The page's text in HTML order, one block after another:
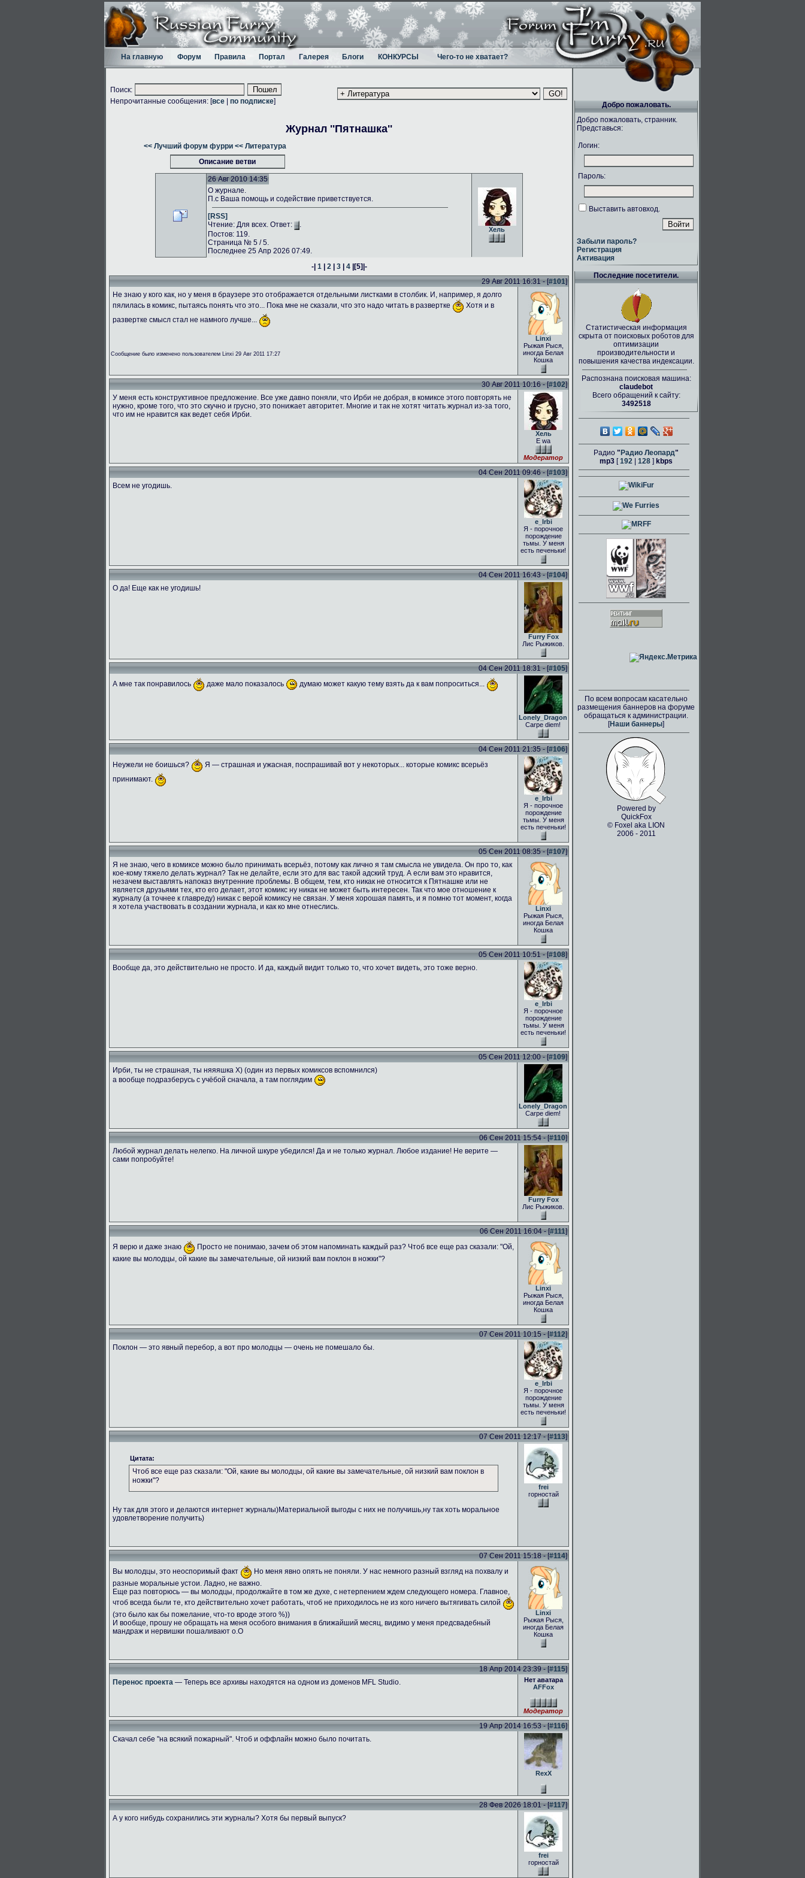
На главную Форум Правила Портал Галерея Блоги КОНКУРСЫ Чего-то не хватает?
Поиск:
Непрочитанные сообщения: [все по подписке]
Журнал ''Пятнашка''
<< Лучший форум фурри << Литература
Описание ветви
26 Авг 2010 14:35
Хель
О журнале.
П.с Ваша помощь и содействие приветствуется.
[RSS]
Чтение: Для всех. Ответ:
.
Постов: 119.
Страница № 5 / 5.
Последнее 25 Апр 2026 07:49.
-| 1| 2| 3| 4|[5]|-
29 Авг 2011 16:31 - [#101]
Не знаю у кого как, но у меня в браузере это отображается отдельными листками в столбик. И, например, я долго
пялилась в комикс, пытаясь понять что это... Пока мне не сказали, что это надо читать в развертке
Хотя и в
развертке смысл стал не намного лучше...
Сообщение было изменено пользователем Linxi 29 Авг 2011 17:27
Linxi
Рыжая Рыся,
иногда Белая
Кошка
30 Авг 2011 10:16 - [#102]
У меня есть конструктивное предложение. Все уже давно поняли, что Ирби не добрая, в комиксе этого повторять не
нужно, кроме того, что это скучно и грусно, это понижает авторитет. Многие и так не хотят читать журнал из-за того,
что им не нравится как ведет себя Ирби.
Хель
E wa
Модератор
04 Сен 2011 09:46 - [#103]
Всем не угодишь.
e_Irbi
Я - порочное
порождение
тьмы. У меня
есть печеньки!
04 Сен 2011 16:43 - [#104]
О да! Еще как не угодишь!
Furry Fox
Лис Рыжиков.
04 Сен 2011 18:31 - [#105]
А мне так понравилось
даже мало показалось думаю может какую тему взять да к вам попроситься...
Lonely_Dragon
Carpe diem!
04 Сен 2011 21:35 - [#106]
Неужели не боишься?
Я — страшная и ужасная, поспрашивай вот у некоторых... которые комикс всерьёз
принимают.
e_Irbi
Я - порочное
порождение
тьмы. У меня
есть печеньки!
05 Сен 2011 08:35 - [#107]
Я не знаю, чего в комиксе можно было принимать всерьёз, потому как лично я там смысла не увидела. Он про то, как
кое-кому тяжело делать журнал? Так не делайте, если это для вас такой адский труд. А если вам это нравится,
незачем выставлять напоказ внутренние проблемы. В общем, тем, кто никак не относится к Пятнашке или не
является друзьями тех, кто его делает, этот комикс ну никак не может быть интересен. Так что мое отношение к
журналу (а точнее к главреду) никак с верой комиксу не связан. У меня хорошая память, и я помню тот момент, когда
я хотела участвовать в создании журнала, и как ко мне отнеслись.
Linxi
Рыжая Рыся,
иногда Белая
Кошка
05 Сен 2011 10:51 - [#108]
Вообще да, это действительно не просто. И да, каждый видит только то, что хочет видеть, это тоже верно.
e_Irbi
Я - порочное
порождение
тьмы. У меня
есть печеньки!
05 Сен 2011 12:00 - [#109]
Ирби, ты не страшная, ты няяяшка X) (один из первых комиксов вспомнился)
а вообще подразберусь с учёбой сначала, а там поглядим
Lonely_Dragon
Carpe diem!
06 Сен 2011 15:54 - [#110]
Любой журнал делать нелегко. На личной шкуре убедился! Да и не только журнал. Любое издание! Не верите —
сами попробуйте!
Furry Fox
Лис Рыжиков.
06 Сен 2011 16:04 - [#111]
Я верю и даже знаю
Просто не понимаю, зачем об этом напоминать каждый раз? Чтоб все еще раз сказали: "Ой,
какие вы молодцы, ой какие вы замечательные, ой низкий вам поклон в ножки"?
Linxi
Рыжая Рыся,
иногда Белая
Кошка
07 Сен 2011 10:15 - [#112]
Поклон — это явный перебор, а вот про молодцы — очень не помешало бы.
e_Irbi
Я - порочное
порождение
тьмы. У меня
есть печеньки!
07 Сен 2011 12:17 - [#113]
Цитата:
Чтоб все еще раз сказали: "Ой, какие вы молодцы, ой какие вы замечательные, ой низкий вам поклон в
ножки"?
Ну так для этого и делаются интернет журналы)Материальной выгоды с них не получишь,ну так хоть моральное
удовлетворение получить)
frei
горностай
07 Сен 2011 15:18 - [#114]
Вы молодцы, это неоспоримый факт
Но меня явно опять не поняли. У нас немного разный взгляд на похвалу и
разные моральные устои. Ладно, не важно.
Еще раз повторюсь — вы молодцы, продолжайте в том же духе, с нетерпением ждем следующего номера. Главное,
чтоб всегда были те, кто действительно хочет работать, чтоб не приходилось не из кого ничего вытягивать силой
(это было как бы пожелание, что-то вроде этого %))
И вообще, прошу не обращать на меня особого внимания в ближайший месяц, видимо у меня предсвадебный
мандраж и нервишки пошаливают о.О
Linxi
Рыжая Рыся,
иногда Белая
Кошка
18 Апр 2014 23:39 - [#115]
Перенос проекта — Теперь все архивы находятся на одном из доменов MFL Studio.
Нет аватара
AFFox
Модератор
19 Апр 2014 16:53 - [#116]
Скачал себе "на всякий пожарный". Чтоб и оффлайн можно было почитать.
RexX
28 Фев 2026 18:01 - [#117]
А у кого нибудь сохранились эти журналы? Хотя бы первый выпуск?
frei
горностай
Добро пожаловать.
Добро пожаловать, странник.
Представься:
Логин:
Пароль:
Выставить автовход.
Забыли пароль?
Регистрация
Активация
Последние посетители.
Статистическая информация
скрыта от поисковых роботов для
оптимизации
производительности и
повышения качества индексации.
Распознана поисковая машина:
claudebot
Всего обращений к сайту:
3492518
Радио " Радио Леопард"
mp3 [192 128 ] kbps
По всем вопросам касательно
размещения баннеров на форуме
обращаться к администрации.
[Наши баннеры]
Powered by
QuickFox
© Foxel aka LION
2006 - 2011